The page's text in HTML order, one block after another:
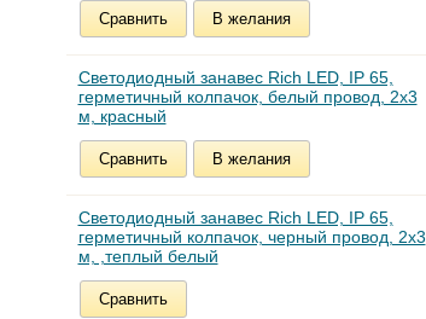
Сравнить В желания
Светодиодный занавес Rich LED, IP 65,
герметичный колпачок, белый провод, 2х3
м, красный
Сравнить В желания
Светодиодный занавес Rich LED, IP 65,
герметичный колпачок, черный провод, 2х3
м, ,теплый белый
Сравнить